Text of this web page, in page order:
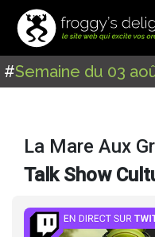
#Semaine du 03
La Mare Aux
Talk Show